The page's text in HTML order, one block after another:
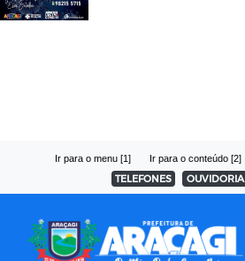
Ir para o menu [1] Ir para o conteúdo [2]
TELEFONES OUVIDORIA